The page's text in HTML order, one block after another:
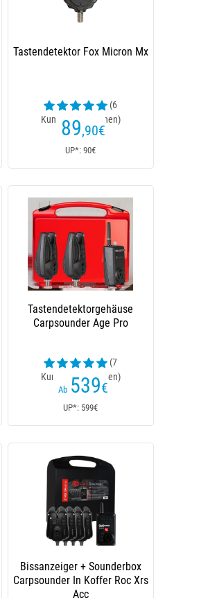
Tastendetektor Fox Micron Mx
(6
Kundenrezensionen)
89,90€
UP*: 90€
Tastendetektorgehäuse
Carpsounder Age Pro
(7
Kundenrezensionen)
Ab 539€
UP*: 599€
Bissanzeiger + Sounderbox
Carpsounder In Koffer Roc Xrs
Acc